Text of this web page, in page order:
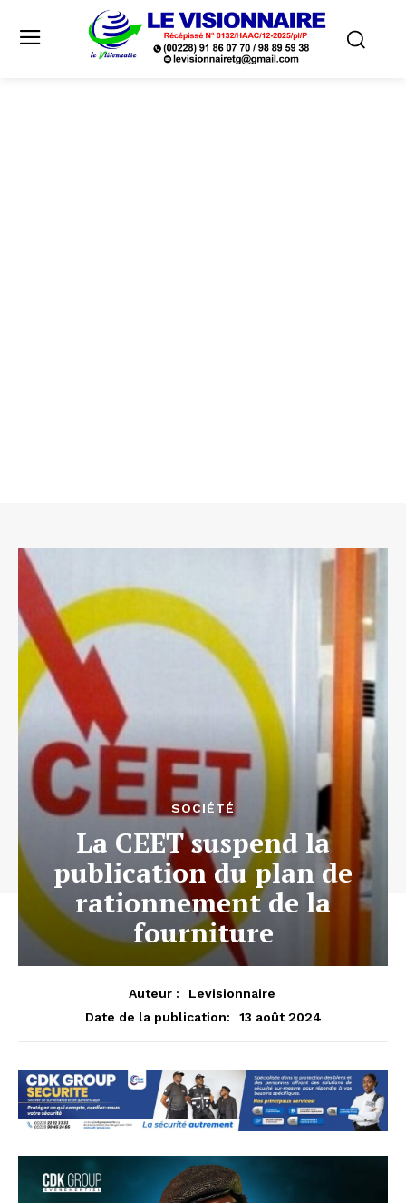
SOCIÉTÉ
La CEET suspend la
publication du plan de
rationnement de la
fourniture
Auteur :
Levisionnaire
Date de la publication:
13 août 2024